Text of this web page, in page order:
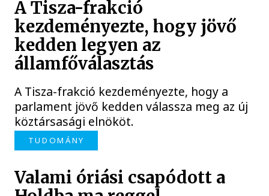
A Tisza-frakció
kezdeményezte, hogy jövő
kedden legyen az
államfőválasztás
A Tisza-frakció kezdeményezte, hogy a
parlament jövő kedden válassza meg az új
köztársasági elnököt.
TUDOMÁNY
Valami óriási csapódott a